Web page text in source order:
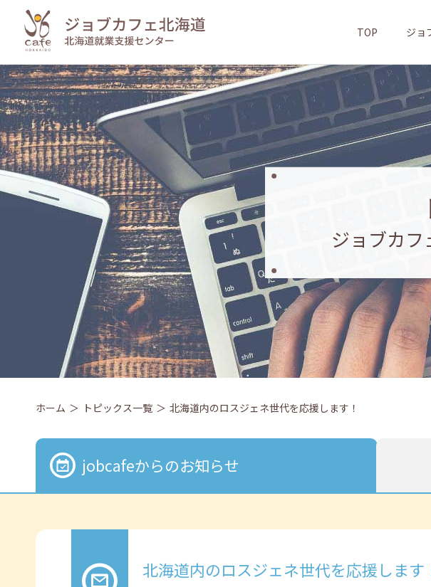
TOP ジョ
ジョブカ
ホーム トピックス一覧 北海道内のロスジェネ世代を応援します！
jobcafeからのお知らせ
北海道内のロスジェネ世代を応援します